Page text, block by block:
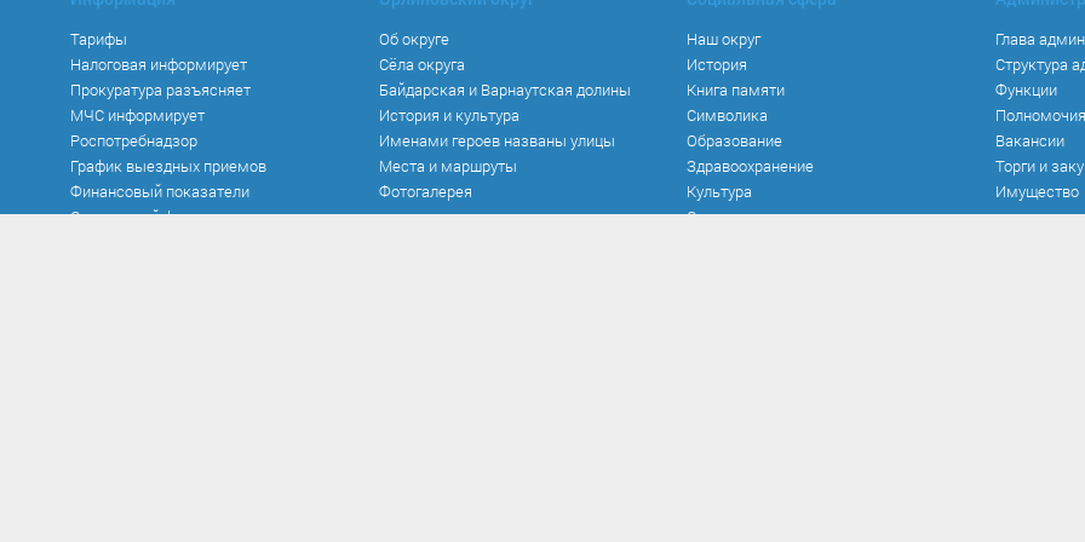
Тарифы
Налоговая информирует
Прокуратура разъясняет
МЧС информирует
Роспотребнадзор
График выездных приемов
Финансовый показатели
Социальный фонд
Об округе
Сёла округа
Байдарская и Варнаутская долины
История и культура
Именами героев названы улицы
Места и маршруты
Фотогалерея
Наш округ
История
Книга памяти
Символика
Образование
Здравоохранение
Культура
Спорт
Глава
Структура
Функции
Полномочия
Вакансии
Торги и
Имущество